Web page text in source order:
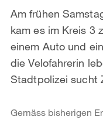
Am frühen
kam es im Kreis 3
einem Auto und
die Velofahrerin
Stadtpolizei sucht
Gemäss bisherigen